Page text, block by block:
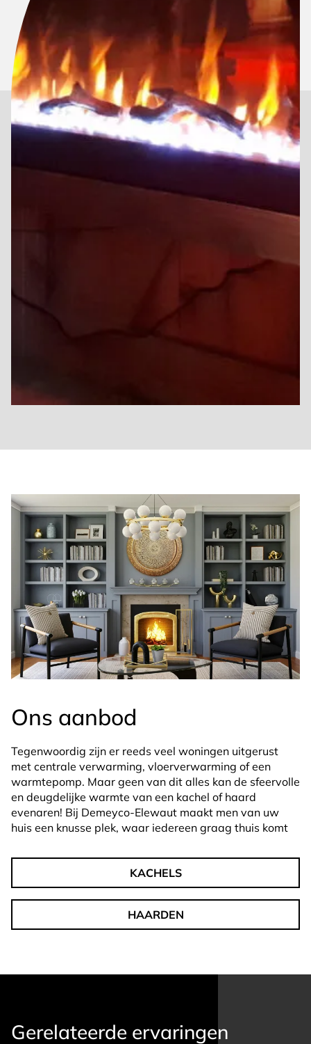
Ons aanbod
Tegenwoordig zijn er reeds veel woningen uitgerust
met centrale verwarming, vloerverwarming of een
warmtepomp. Maar geen van dit alles kan de sfeervolle
en deugdelijke warmte van een kachel of haard
evenaren! Bij Demeyco-Elewaut maakt men van uw
huis een knusse plek, waar iedereen graag thuis komt
KACHELS
HAARDEN
Gerelateerde ervaringen